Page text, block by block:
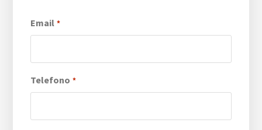
Email *
Telefono *